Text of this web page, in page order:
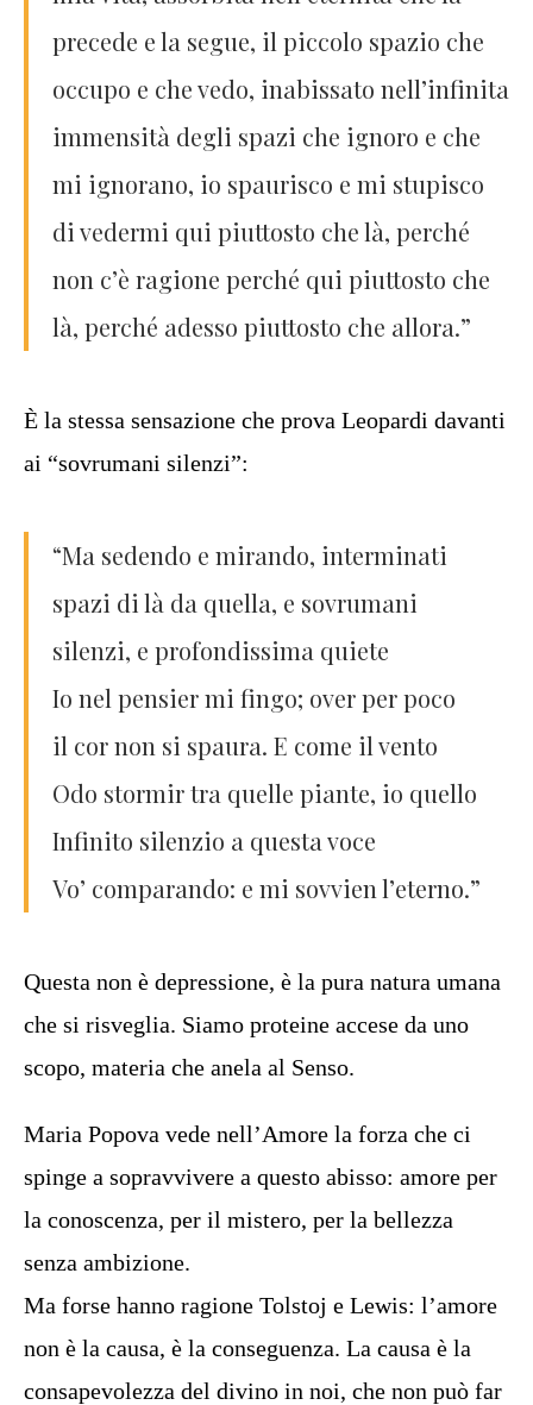
precede e la segue, il piccolo spazio che
occupo e che vedo, inabissato nell’infinita
immensità degli spazi che ignoro e che
mi ignorano, io spaurisco e mi stupisco
di vedermi qui piuttosto che là, perché
non c’è ragione perché qui piuttosto che
là, perché adesso piuttosto che allora.”
È la stessa sensazione che prova Leopardi davanti
ai “sovrumani silenzi”:
“Ma sedendo e mirando, interminati
spazi di là da quella, e sovrumani
silenzi, e profondissima quiete
Io nel pensier mi fingo; over per poco
il cor non si spaura. E come il vento
Odo stormir tra quelle piante, io quello
Infinito silenzio a questa voce
Vo’ comparando: e mi sovvien l’eterno.”
Questa non è depressione, è la pura natura umana
che si risveglia. Siamo proteine accese da uno
scopo, materia che anela al Senso.
Maria Popova vede nell’Amore la forza che ci
spinge a sopravvivere a questo abisso: amore per
la conoscenza, per il mistero, per la bellezza
senza ambizione.
Ma forse hanno ragione Tolstoj e Lewis: l’amore
non è la causa, è la conseguenza. La causa è la
consapevolezza del divino in noi, che non può far